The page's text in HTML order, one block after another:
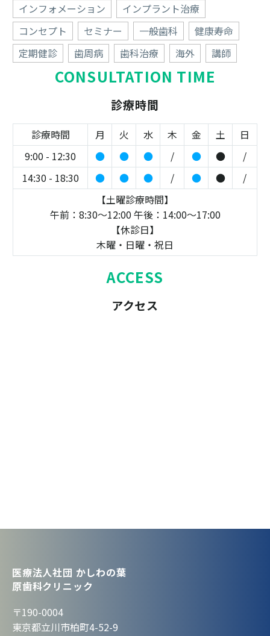
インフォメーション
インプラント治療
コンセプト
セミナー 一般歯科
健康寿命
定期健診
歯周病 歯科治療 海外 講師
CONSULTATION TIME
診療時間
診療時間 月 火 水 木 金 土
日
9:00 - 12:30
● ● ● / ● ●
/
14:30 - 18:30
● ● ● / ● ●
/
【土曜診療時間】
午前：8:30～12:00 午後：14:00～17:00
【休診日】
木曜・日曜・祝日
ACCESS
アクセス
医療法人社団 かしわの葉
原歯科クリニック
〒190-0004
東京都立川市柏町4-52-9